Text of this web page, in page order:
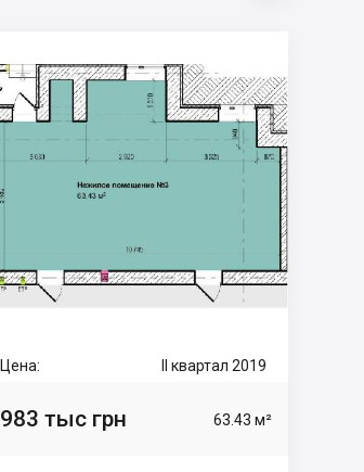
Цена: II квартал 2019
983 тыс грн 63.43 м²